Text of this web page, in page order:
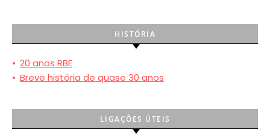
HISTÓRIA
• 20 anos RBE
• Breve história de quase 30 anos
LIGAÇÕES ÚTEIS